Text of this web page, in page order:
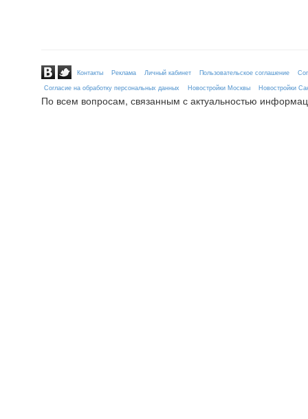
Контакты Реклама Личный кабинет Пользовательское соглашение
Согласие на обработку персональных данных
Новостройки Москвы Новостройки
По всем вопросам, связанным с актуальностью